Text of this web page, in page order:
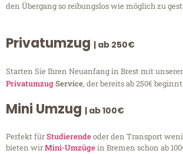
den Übergang so reibungslos wie möglich zu
Privatumzug | ab 250€
Starten Sie Ihren Neuanfang in Brest mit
PrivatumzugService, der bereits ab 250€
Mini Umzug | ab 100€
Perfekt fürStudierendeoder den Transport
bieten wirMini-Umzügein Bremen schon ab